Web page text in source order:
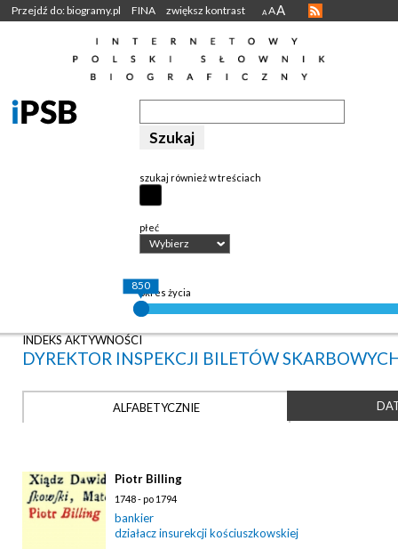
Przejdź do: biogramy.pl FINA zwiększ kontrast A AA
szukaj również w treściach
płeć
Wybierz
okres życia
850
INDEKS AKTYWNOŚCI
DYREKTOR INSPEKCJI BILETÓW
ALFABETYCZNIE
Piotr Billing
1748 - po 1794
bankier
działacz insurekcji kościuszkowskiej